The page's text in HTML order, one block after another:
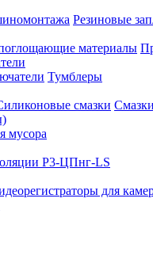
Резиновые
материалы
Тумблеры
смазки
мусора
Р3-ЦПнг-LS
для